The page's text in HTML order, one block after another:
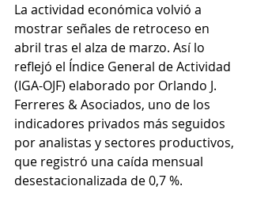
La actividad económica volvió a
mostrar señales de retroceso en
abril tras el alza de marzo. Así lo
reflejó el Índice General de Actividad
(IGA-OJF) elaborado por Orlando J.
Ferreres & Asociados, uno de los
indicadores privados más seguidos
por analistas y sectores productivos,
que registró una caída mensual
desestacionalizada de 0,7 %.